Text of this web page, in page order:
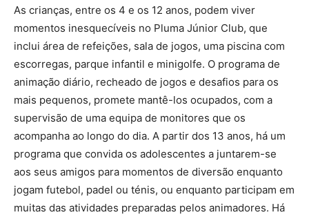
As crianças, entre os 4 e os 12 anos, podem viver
momentos inesquecíveis no Pluma Júnior Club, que
inclui área de refeições, sala de jogos, uma piscina com
escorregas, parque infantil e minigolfe. O programa de
animação diário, recheado de jogos e desafios para os
mais pequenos, promete mantê-los ocupados, com a
supervisão de uma equipa de monitores que os
acompanha ao longo do dia. A partir dos 13 anos, há um
programa que convida os adolescentes a juntarem-se
aos seus amigos para momentos de diversão enquanto
jogam futebol, padel ou ténis, ou enquanto participam em
muitas das atividades preparadas pelos animadores. Há